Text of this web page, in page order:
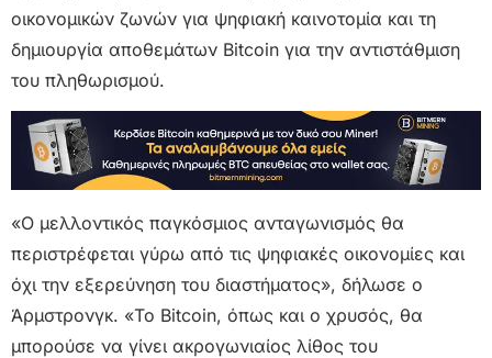
οικονομικών ζωνών για ψηφιακή καινοτομία και τη
δημιουργία αποθεμάτων Bitcoin για την αντιστάθμιση
του πληθωρισμού.
«Ο μελλοντικός παγκόσμιος ανταγωνισμός θα
περιστρέφεται γύρω από τις ψηφιακές οικονομίες και
όχι την εξερεύνηση του διαστήματος», δήλωσε ο
Άρμστρονγκ. «Το Bitcoin, όπως και ο χρυσός, θα
μπορούσε να γίνει ακρογωνιαίος λίθος του